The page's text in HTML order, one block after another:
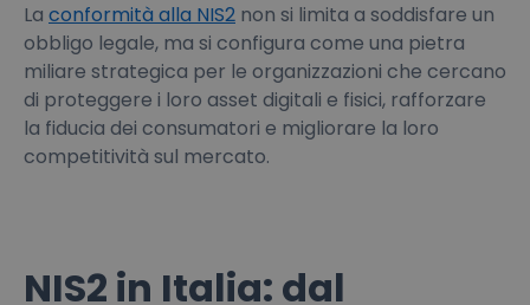
La conformità alla NIS2 non si limita a soddisfare un
obbligo legale, ma si configura come una pietra
miliare strategica per le organizzazioni che cercano
di proteggere i loro asset digitali e fisici, rafforzare
la fiducia dei consumatori e migliorare la loro
competitività sul mercato.
NIS2 in Italia: dal